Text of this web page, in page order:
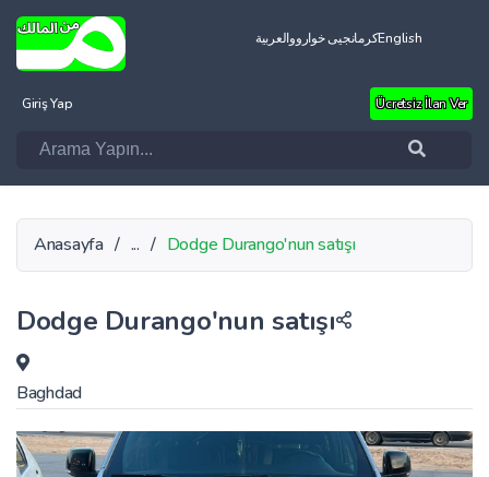
العربيةکرمانجیی خوارووEnglish
Giriş Yap Ücretsiz İlan Ver
Anasayfa / ... / Dodge Durango'nun satışı
Dodge Durango'nun satışı
Baghdad